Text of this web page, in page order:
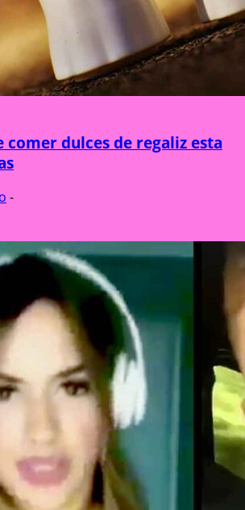
comer dulces de regaliz esta
-